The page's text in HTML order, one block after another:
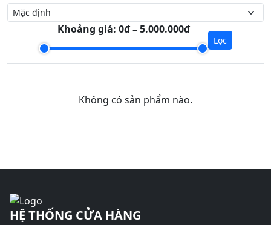
Khoảng giá: 0đ – 5.000.000đ
Lọc
Không có sản phẩm nào.
HỆ THỐNG CỬA HÀNG